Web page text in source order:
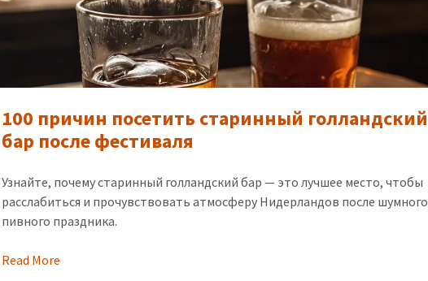
100 причин посетить старинный голландский
бар после фестиваля
Узнайте, почему старинный голландский бар — это лучшее место, чтобы
расслабиться и прочувствовать атмосферу Нидерландов после шумного
пивного праздника.
Read More